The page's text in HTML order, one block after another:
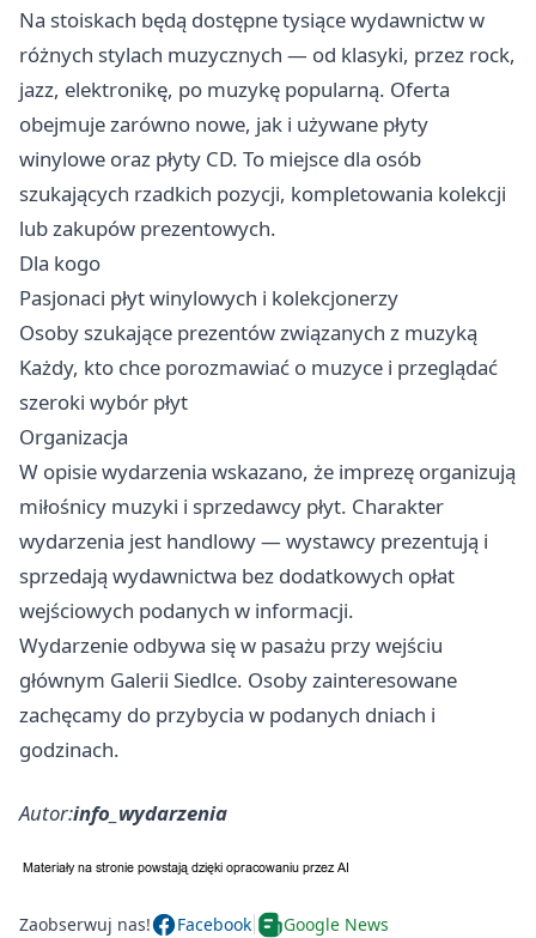
Na stoiskach będą dostępne tysiące wydawnictw w
różnych stylach muzycznych — od klasyki, przez rock,
jazz, elektronikę, po muzykę popularną. Oferta
obejmuje zarówno nowe, jak i używane płyty
winylowe oraz płyty CD. To miejsce dla osób
szukających rzadkich pozycji, kompletowania kolekcji
lub zakupów prezentowych.
Dla kogo
Pasjonaci płyt winylowych i kolekcjonerzy
Osoby szukające prezentów związanych z muzyką
Każdy, kto chce porozmawiać o muzyce i przeglądać
szeroki wybór płyt
Organizacja
W opisie wydarzenia wskazano, że imprezę organizują
miłośnicy muzyki i sprzedawcy płyt. Charakter
wydarzenia jest handlowy — wystawcy prezentują i
sprzedają wydawnictwa bez dodatkowych opłat
wejściowych podanych w informacji.
Wydarzenie odbywa się w pasażu przy wejściu
głównym Galerii Siedlce. Osoby zainteresowane
zachęcamy do przybycia w podanych dniach i
godzinach.
Autor:info_wydarzenia
Zaobserwuj nas! Facebook Google News